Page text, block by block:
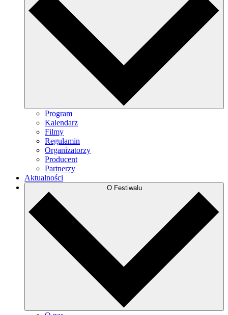
Program
Kalendarz
Filmy
Regulamin
Organizatorzy
Producent
Partnerzy
Aktualności
O Festiwalu